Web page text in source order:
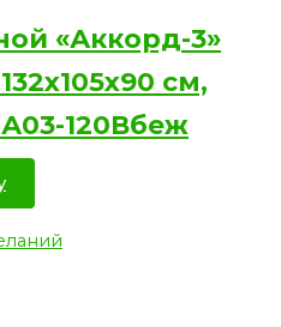
«Аккорд-3»
см,
120Вбеж